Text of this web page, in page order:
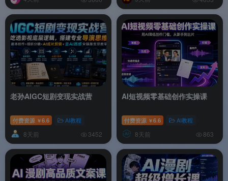
老孙AIGC短剧变现实战营
付费资源 ￥6.6 AI教程
8天前 3452
AI短视频零基础创作实操课
付费资源 ￥6.6 AI教程
8天前 863